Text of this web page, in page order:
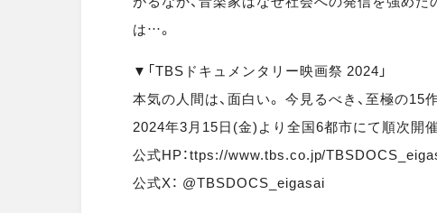
は…。
▼「TBSドキュメンタリー映画祭 2024」
本気の人間は、面白い。 今見るべき、至極の15
2024年3月15日(金)より全国6都市にて順次開
公式HP：ttps://www.tbs.co.jp/
公式X： @TBSDOCS_eigasai